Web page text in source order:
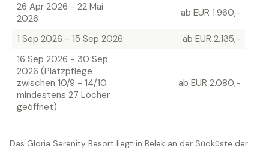
26 Apr 2026 - 22 Mai
2026
ab EUR 1.960,-
1 Sep 2026 - 15 Sep 2026
ab EUR 2.135,-
16 Sep 2026 - 30 Sep
2026 (Platzpflege
zwischen 10/9 - 14/10.
mindestens 27 Löcher
geöffnet)
ab EUR 2.080,-
Das Gloria Serenity Resort liegt in Belek an der Südküste der